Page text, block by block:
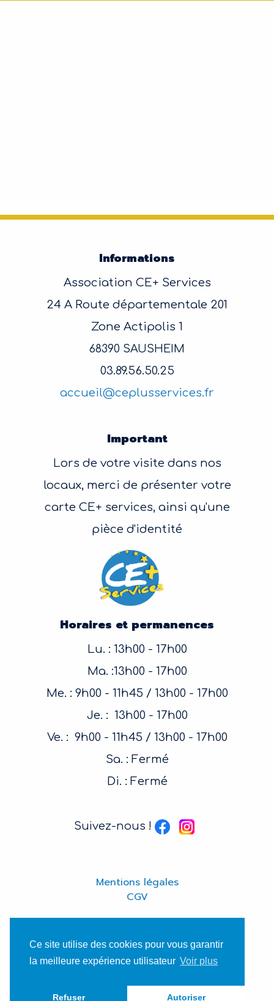
Ce site utilise des cookies pour vous garantir
la meilleure expérience utilisateur Voir plus
Refuser Autoriser
Informations
Association CE+ Services
24 A Route départementale 201
Zone Actipolis 1
68390 SAUSHEIM
03.89.56.50.25
accueil@ceplusservices.fr
Important
Lors de votre visite dans nos
locaux, merci de présenter votre
carte CE+ services, ainsi qu'une
pièce d'identité
Horaires et permanences
Lu. : 13h00 - 17h00
Ma. :13h00 - 17h00
Me. : 9h00 - 11h45 / 13h00 - 17h00
Je. : 13h00 - 17h00
Ve. : 9h00 - 11h45 / 13h00 - 17h00
Sa. : Fermé
Di. : Fermé
Suivez-nous !
Mentions légales
CGV